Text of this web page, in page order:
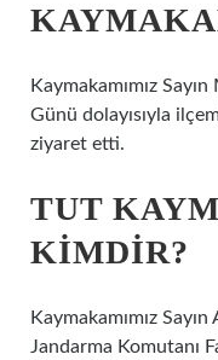
Kaymakamımız
Günü dolayısıyla
ziyaret etti.
TUT
KIMDIR?
Kaymakamımız
Jandarma Komutanı